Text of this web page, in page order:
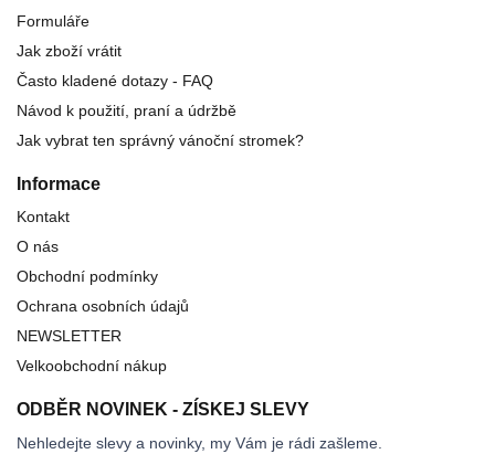
Formuláře
Jak zboží vrátit
Často kladené dotazy - FAQ
Návod k použití, praní a údržbě
Jak vybrat ten správný vánoční stromek?
Informace
Kontakt
O nás
Obchodní podmínky
Ochrana osobních údajů
NEWSLETTER
Velkoobchodní nákup
ODBĚR NOVINEK - ZÍSKEJ SLEVY
Nehledejte slevy a novinky, my Vám je rádi zašleme.